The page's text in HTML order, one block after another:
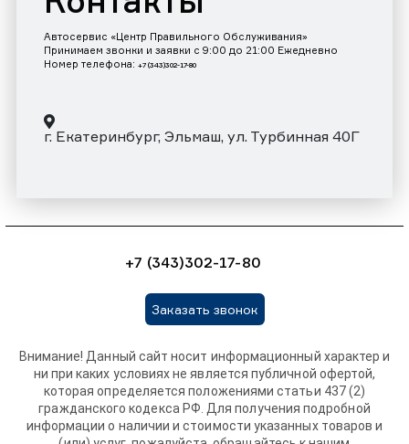
Автосервис «Центр Правильного Обслуживания»
Принимаем звонки и заявки с 9:00 до 21:00 Ежедневно
Номер телефона: +7 (343)302-17-80
г. Екатеринбург, Эльмаш, ул. Турбинная 40Г
+7 (343)302-17-80
Заказать звонок
Внимание! Данный сайт носит информационный характер и
ни при каких условиях не является публичной офертой,
которая определяется положениями статьи 437 (2)
гражданского кодекса РФ. Для получения подробной
информации о наличии и стоимости указанных товаров и